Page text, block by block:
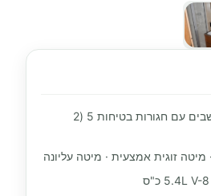
מקומות שינה 5 · מושבים עם חגורות בטיחות 5 (2
מיטה זוגית אמצעית · מיטה עליונה